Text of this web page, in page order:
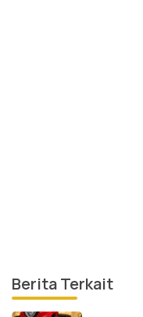
Berita Terkait